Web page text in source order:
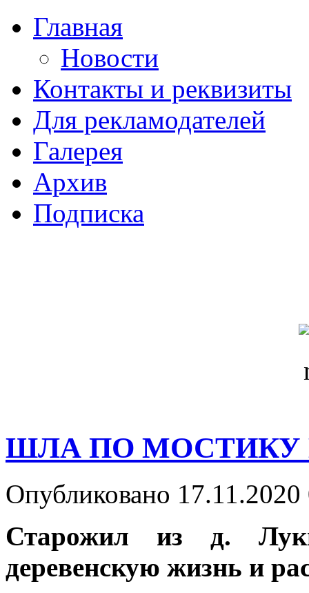
Главная
Новости
Контакты и реквизиты
Для рекламодателей
Галерея
Архив
Подписка
ШЛА ПО МОСТИКУ
Опубликовано 17.11.2020
Старожил из д.
деревенскую жизнь и